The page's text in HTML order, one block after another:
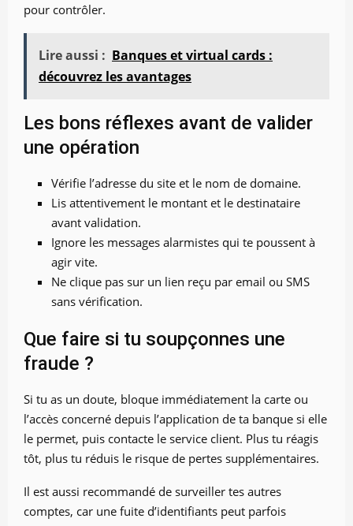
pour contrôler.
Lire aussi : Banques et virtual cards :
découvrez les avantages
Les bons réflexes avant de valider
une opération
Vérifie l’adresse du site et le nom de domaine.
Lis attentivement le montant et le destinataire
avant validation.
Ignore les messages alarmistes qui te poussent à
agir vite.
Ne clique pas sur un lien reçu par email ou SMS
sans vérification.
Que faire si tu soupçonnes une
fraude ?
Si tu as un doute, bloque immédiatement la carte ou
l’accès concerné depuis l’application de ta banque si elle
le permet, puis contacte le service client. Plus tu réagis
tôt, plus tu réduis le risque de pertes supplémentaires.
Il est aussi recommandé de surveiller tes autres
comptes, car une fuite d’identifiants peut parfois